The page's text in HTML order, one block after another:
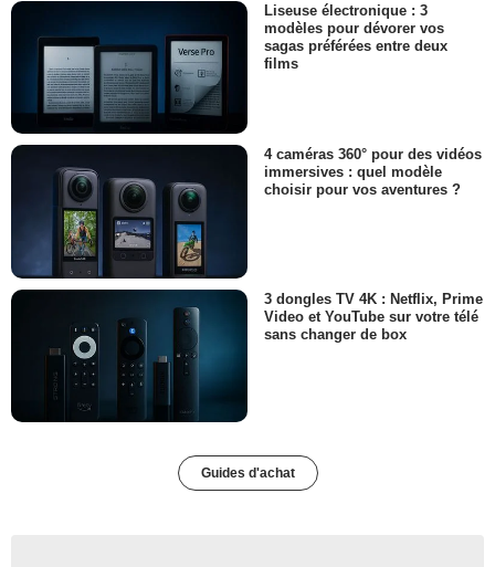
Liseuse électronique : 3
modèles pour dévorer vos
sagas préférées entre deux
films
4 caméras 360° pour des vidéos
immersives : quel modèle
choisir pour vos aventures ?
3 dongles TV 4K : Netflix, Prime
Video et YouTube sur votre télé
sans changer de box
Guides d'achat